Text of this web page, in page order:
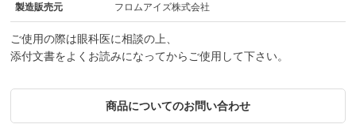
製造販売元 フロムアイズ株式会社
ご使用の際は眼科医に相談の上、
添付文書をよくお読みになってからご使用して下さい。
商品についてのお問い合わせ